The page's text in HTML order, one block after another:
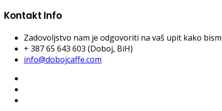
Kontakt Info
Zadovoljstvo nam je odgovoriti na vaš upit kako
+ 387 65 643 603 (Doboj, BiH)
info@dobojcaffe.com